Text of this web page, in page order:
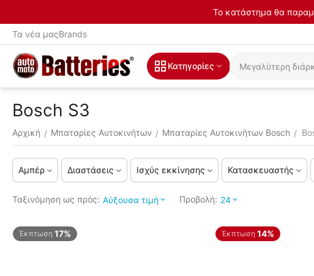
Το κατάστημα θα
Τα νέα μαςBrands
Κατηγορίες
Bosch S3
Αρχική / Μπαταρίες Αυτοκινήτων / Μπαταρίες Αυτοκινήτων Bosch /
Αμπέρ Διαστάσεις Ισχύς εκκίνησης Κατασκευαστής
Ταξινόμηση ως πρός: Αύξουσα τιμή Προβολή: 24
Έκπτωση 17% Έκπτωση 14%